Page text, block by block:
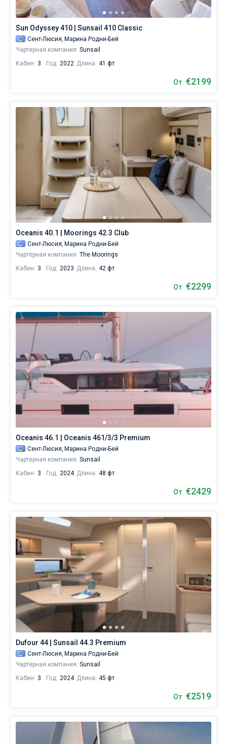
Сент-
Люсии
без
шкипера
чтобы
найдете
предложения
как
для
любителей
спокойного
для
яхтсменов,
которые
представляют
себе
жизни
без
паруса.
Воспользовавшись
прокатом
яхт
вы
совершенно
новой
стороны,
изучите
не
только
прибрежные
окрестности,
ближайшие
острова.
Ознакомьтесь
выбором
Sun Odyssey 410 | Sunsail 410 Classic
Сент-Люсия, Марина Родни-Бей
Чартерная компания: Sunsail
Кабин: 3 Год: 2022 Длина: 41 фт
От €2199
Oceanis 40.1 | Moorings 42.3 Club
Сент-Люсия, Марина Родни-Бей
Чартерная компания: The Moorings
Кабин: 3 Год: 2023 Длина: 42 фт
От €2299
Oceanis 46.1 | Oceanis 461/3/3 Premium
Сент-Люсия, Марина Родни-Бей
Чартерная компания: Sunsail
Кабин: 3 Год: 2024 Длина: 48 фт
От €2429
Dufour 44 | Sunsail 44.3 Premium
Сент-Люсия, Марина Родни-Бей
Чартерная компания: Sunsail
Кабин: 3 Год: 2024 Длина: 45 фт
От €2519
Со шкипером